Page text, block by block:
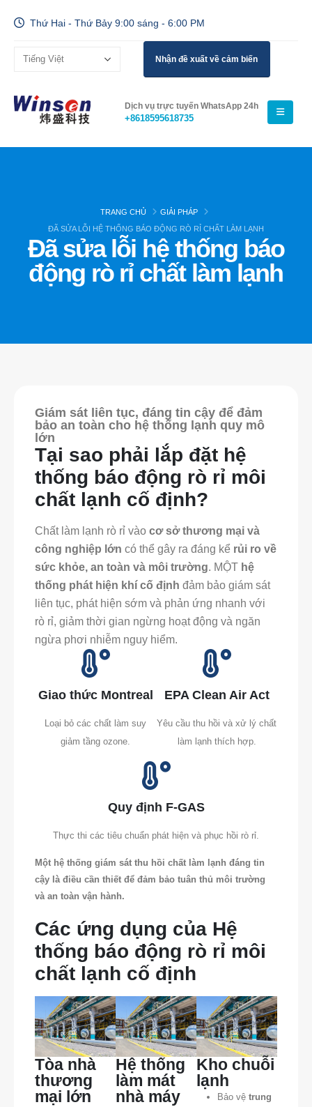
Thứ Hai - Thứ Bảy 9:00 sáng - 6:00 PM
Nhận đề xuất về cảm biến
Dịch vụ trực tuyến WhatsApp 24h
+8618595618735
TRANG CHỦ
GIẢI PHÁP
ĐÃ SỬA LỖI HỆ THỐNG BÁO ĐỘNG RÒ RỈ CHẤT LÀM LẠNH
Đã sửa lỗi hệ thống báo
động rò rỉ chất làm lạnh
Giám sát liên tục, đáng tin cậy để đảm
bảo an toàn cho hệ thống lạnh quy mô
lớn
Tại sao phải lắp đặt hệ
thống báo động rò rỉ môi
chất lạnh cố định?
Chất làm lạnh rò rỉ vào cơ sở thương mại và
công nghiệp lớn có thể gây ra đáng kể rủi ro về
sức khỏe, an toàn và môi trường. MỘT hệ
thống phát hiện khí cố định đảm bảo giám sát
liên tục, phát hiện sớm và phản ứng nhanh với
rò rỉ, giảm thời gian ngừng hoạt động và ngăn
ngừa phơi nhiễm nguy hiểm.
Giao thức Montreal
Loại bỏ các chất làm suy
giảm tầng ozone.
EPA Clean Air Act
Yêu cầu thu hồi và xử lý chất
làm lạnh thích hợp.
Quy định F-GAS
Thực thi các tiêu chuẩn phát hiện và phục hồi rò rỉ.
Một hệ thống giám sát thu hồi chất làm lạnh đáng tin
cậy là điều cần thiết để đảm bảo tuân thủ môi trường
và an toàn vận hành.
Các ứng dụng của Hệ
thống báo động rò rỉ môi
chất lạnh cố định
Tòa nhà
thương
mại lớn
Hệ thống
làm mát
nhà máy
Kho chuỗi
lạnh
Bảo vệ trung